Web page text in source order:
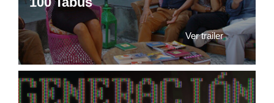
Ver trailer